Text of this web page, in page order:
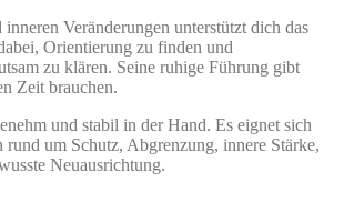
Veränderungen unterstützt dich das
Orientierung zu finden und
zu klären. Seine ruhige Führung gibt
Zeit brauchen.
und stabil in der Hand. Es eignet sich
rund um Schutz, Abgrenzung, innere Stärke,
Neuausrichtung.